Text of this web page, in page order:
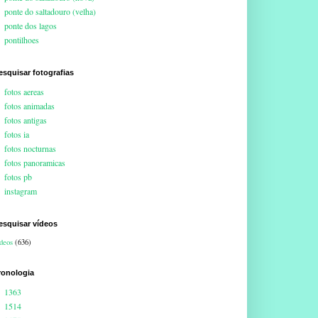
ponte do saltadouro (velha)
ponte dos lagos
pontilhoes
fotografias
fotos aereas
fotos animadas
fotos antigas
fotos ia
fotos nocturnas
fotos panoramicas
fotos pb
instagram
vídeos
(636)
1363
1514